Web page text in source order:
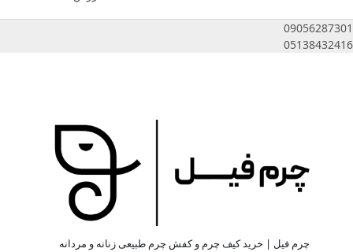
09056287301
05138432416
چرم فیل | خرید کیف چرم و کفش چرم طبیعی زنانه و مردانه